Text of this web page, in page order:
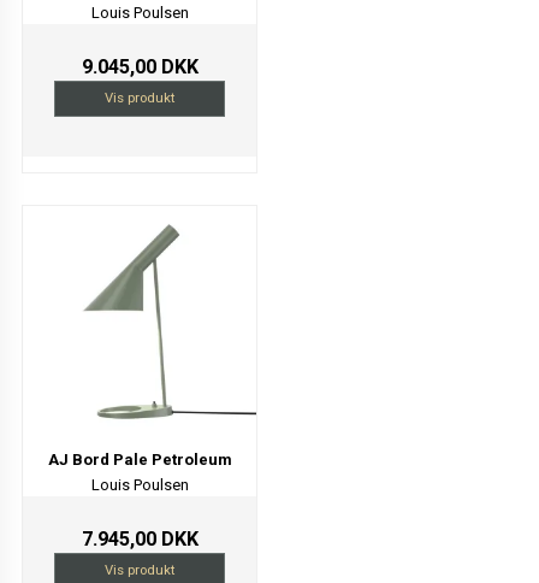
Louis Poulsen
9.045,00 DKK
Vis produkt
AJ Bord Pale Petroleum
Louis Poulsen
7.945,00 DKK
Vis produkt